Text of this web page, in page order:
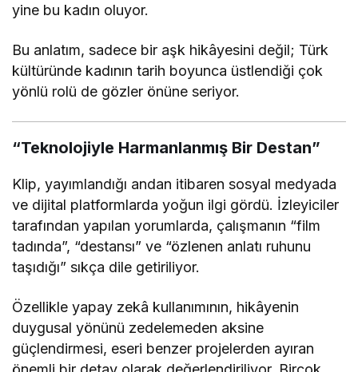
yine bu kadın oluyor.
Bu anlatım, sadece bir aşk hikâyesini değil; Türk
kültüründe kadının tarih boyunca üstlendiği çok
yönlü rolü de gözler önüne seriyor.
“Teknolojiyle Harmanlanmış Bir Destan”
Klip, yayımlandığı andan itibaren sosyal medyada
ve dijital platformlarda yoğun ilgi gördü. İzleyiciler
tarafından yapılan yorumlarda, çalışmanın “film
tadında”, “destansı” ve “özlenen anlatı ruhunu
taşıdığı” sıkça dile getiriliyor.
Özellikle yapay zekâ kullanımının, hikâyenin
duygusal yönünü zedelemeden aksine
güçlendirmesi, eseri benzer projelerden ayıran